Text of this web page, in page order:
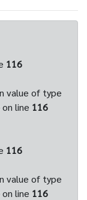
116
value of type
on line 116
116
value of type
on line 116